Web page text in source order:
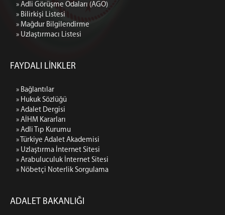
» Adli Görüşme Odaları (AGO)
» Bilirkişi Listesi
» Mağdur Bilgilendirme
» Uzlaştırmacı Listesi
FAYDALI LİNKLER
» Bağlantılar
» Hukuk Sözlüğü
» Adalet Dergisi
» AİHM Kararları
» Adli Tıp Kurumu
» Türkiye Adalet Akademisi
» Uzlaştırma İnternet Sitesi
» Arabuluculuk İnternet Sitesi
» Nöbetçi Noterlik Sorgulama
ADALET BAKANLIĞI